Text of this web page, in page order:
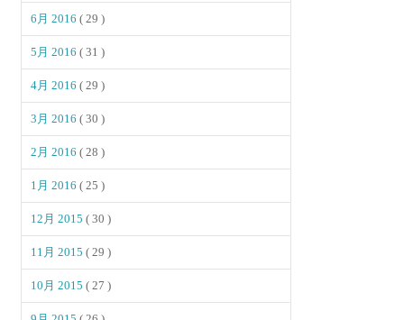
6月 2016( 29 )
5月 2016( 31 )
4月 2016( 29 )
3月 2016( 30 )
2月 2016( 28 )
1月 2016( 25 )
12月 2015( 30 )
11月 2015( 29 )
10月 2015( 27 )